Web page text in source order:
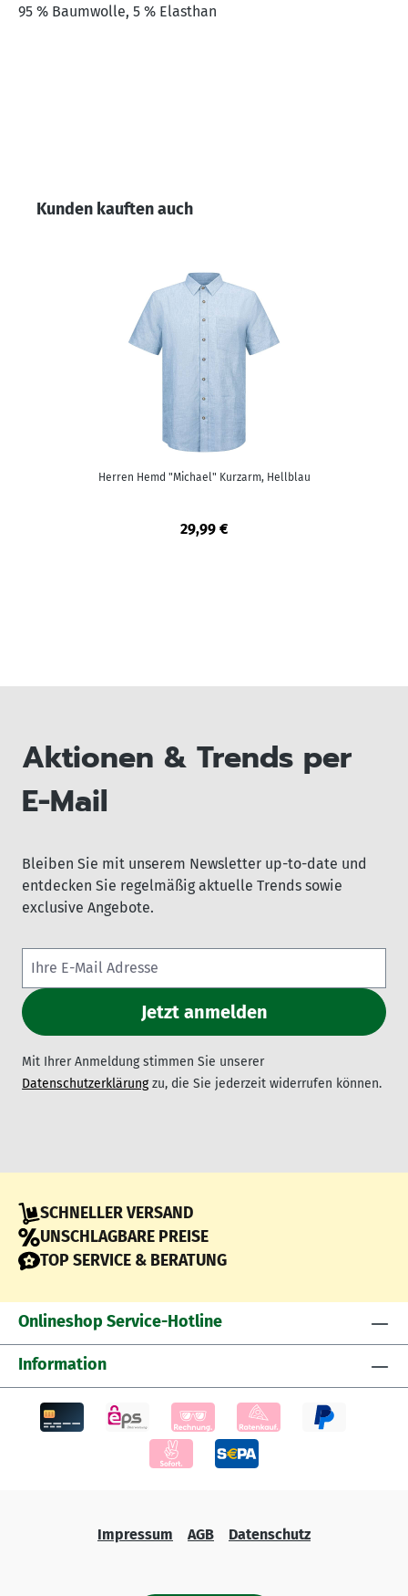
95 % Baumwolle, 5 % Elasthan
Produktgalerie überspringen
Kunden kauften auch
Herren Hemd "Michael" Kurzarm, Hellblau
29,99 €
Aktionen & Trends per
E-Mail
Bleiben Sie mit unserem Newsletter up-to-date und
entdecken Sie regelmäßig aktuelle Trends sowie
exclusive Angebote.
Mit Ihrer Anmeldung stimmen Sie unserer
Datenschutzerklärungzu, die Sie jederzeit widerrufen können.
SCHNELLER VERSAND
UNSCHLAGBARE PREISE
TOP SERVICE & BERATUNG
Onlineshop Service-Hotline
Information
Impressum AGB Datenschutz